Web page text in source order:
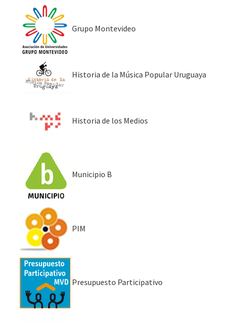
Grupo Montevideo
Historia de la Música Popular Uruguaya
Historia de los Medios
Municipio B
PIM
Presupuesto Participativo